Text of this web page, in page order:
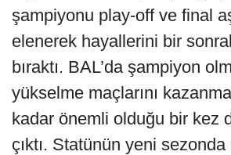
şampiyonu play-off ve final
elenerek hayallerini bir
bıraktı. BAL’da şampiyon
yükselme maçlarını
kadar önemli olduğu bir kez
çıktı. Statünün yeni